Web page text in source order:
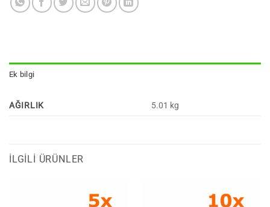
Ek bilgi
AĞIRLIK 5.01 kg
İLGILI ÜRÜNLER